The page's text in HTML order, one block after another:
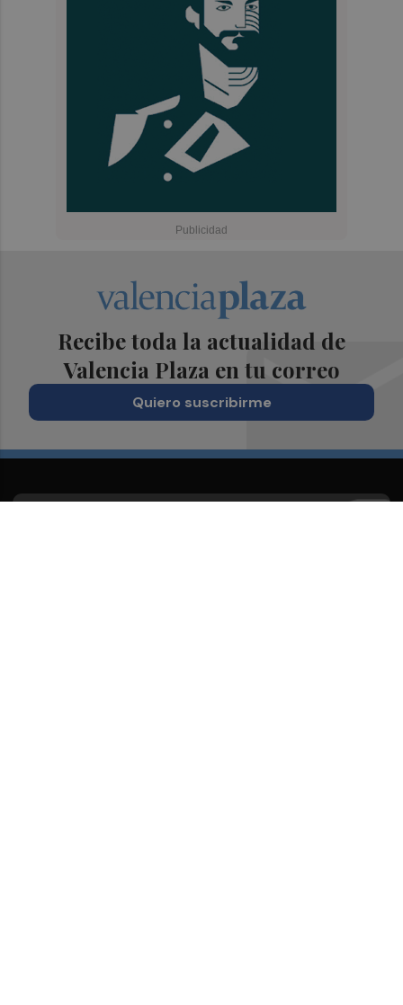
Recibe toda la actualidad de
Valencia Plaza en tu correo
Quiero suscribirme